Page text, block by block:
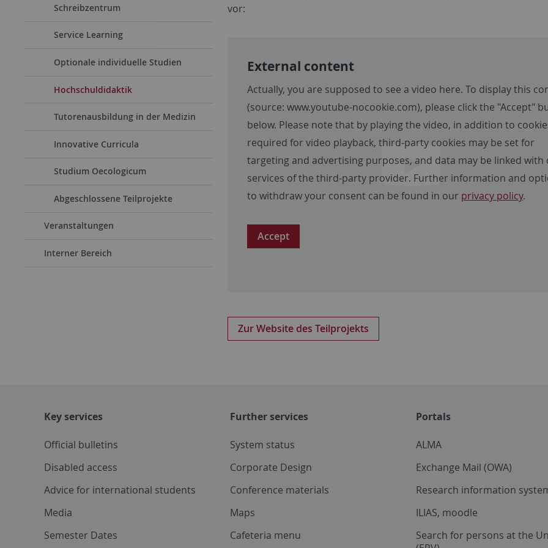
Schreibzentrum
Service Learning
Optionale individuelle Studien
Hochschuldidaktik
Tutorenausbildung in der Medizin
Innovative Curricula
Studium Oecologicum
Abgeschlossene Teilprojekte
Veranstaltungen
Interner Bereich
vor:
External content
Actually, you are supposed to see a video here. To display this
(source: www.youtube-nocookie.com), please click the "Accept"
below. Please note that by playing the video, in addition to
required for video playback, third-party cookies may be set for
targeting and advertising purposes, and data may be linked with
services of the third-party provider. Further information and
to withdraw your consent can be found in our privacy policy.
Accept
Zur Website des Teilprojekts
Key services
Official bulletins
Disabled access
Advice for international students
Media
Semester Dates
Further services
System status
Corporate Design
Conference materials
Maps
Cafeteria menu
Portals
ALMA
Exchange Mail (OWA)
Research information
ILIAS, moodle
Search for persons at the